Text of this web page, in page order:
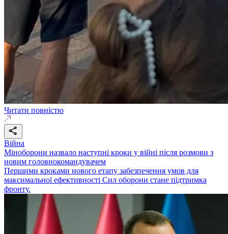
Читати повністю
Війна
Міноборони назвало наступні кроки у війні після розмови з
новим головнокомандувачем
Першими кроками нового етапу забезпечення умов для
максимальної ефективності Сил оборони стане підтримка
фронту.